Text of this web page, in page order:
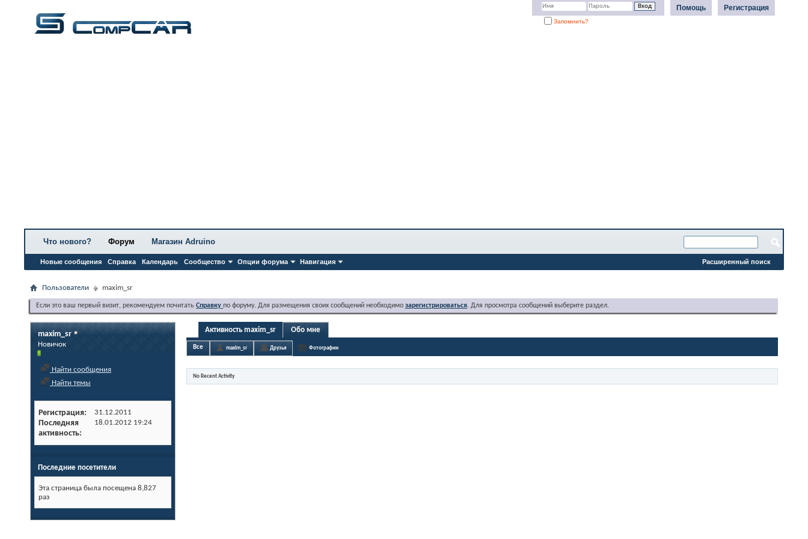
Регистрация
Помощь
Запомнить?
Что нового? Форум
Новые сообщения Справка Календарь Сообщество Опции форума Навигация
Магазин Adruino
Расширенный поиск
Пользователи maxim_sr
Если это ваш первый визит, рекомендуем почитать Справку по форуму. Для размещения своих сообщений необходимо зарегистрироваться. Для просмотра сообщений выберите раздел.
maxim_sr
Новичок
Найти сообщения
Найти темы
Регистрация 31.12.2011
Последняя
активность
18.01.2012 19:24
Последние посетители
Эта страница была посещена 8,827
раз
Активность maxim_sr Обо мне
Все maxim_sr Друзья Фотографии
No Recent Activity